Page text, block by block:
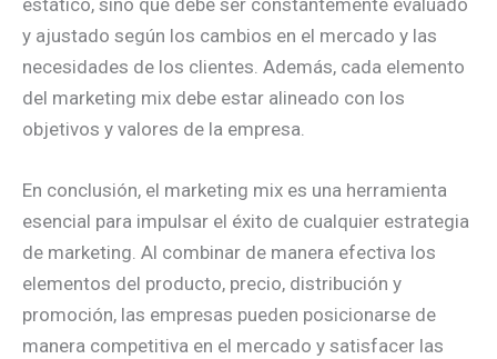
estático, sino que debe ser constantemente evaluado
y ajustado según los cambios en el mercado y las
necesidades de los clientes. Además, cada elemento
del marketing mix debe estar alineado con los
objetivos y valores de la empresa.
En conclusión, el marketing mix es una herramienta
esencial para impulsar el éxito de cualquier estrategia
de marketing. Al combinar de manera efectiva los
elementos del producto, precio, distribución y
promoción, las empresas pueden posicionarse de
manera competitiva en el mercado y satisfacer las